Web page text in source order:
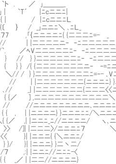
＿＿_
ニニﾆ|
ニﾆＬ
ニﾆ＼ ､ﾆＬ_
ニニﾆ{ {二二二ﾆ=- _
二二ニ‐ ‐ﾆ二二二二二
V二二二二二ﾆ‐ ‐ﾆ二二二二
} }二二二二二二ﾆ‐ ‐ﾆ二二二
{ {二二二二二二二ニ‐ ‐=ﾆニ
} }二二二二二二二二ﾆ=‐- ､V
二二二二二二{ニニニﾆ} }
二二二二二二{二二二〈〈ニ
,二二二二二二二二二二二＼
ニニニニニニニニ､ニニニﾆ
ニニニニ} }ニニニﾆﾆ/＼ニニニ
,| |ニニﾆ_ﾆ//ニニニニ/ ヽ､ニニ
/]| |二二二〉/ニニニﾆ７ ＼
}| |ニニニ{ {＼ニニﾆ/ ＼
} }/ }| |ニニニ} }二丶二/
７ ,:| |ニニﾆ//ニﾆﾆ-〈 `
{ _／ | |二二//ニニニニ